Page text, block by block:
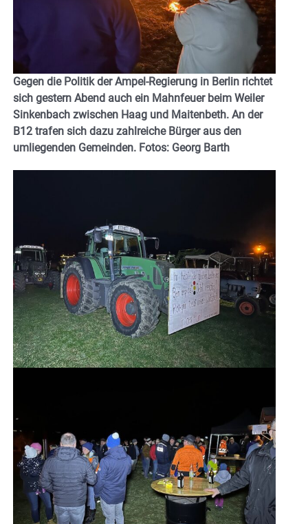
Gegen die Politik der Ampel-Regierung in Berlin richtet
sich gestern Abend auch ein Mahnfeuer beim Weiler
Sinkenbach zwischen Haag und Maitenbeth. An der
B12 trafen sich dazu zahlreiche Bürger aus den
umliegenden Gemeinden. Fotos: Georg Barth